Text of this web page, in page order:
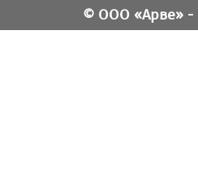
© ООО «Арве» -